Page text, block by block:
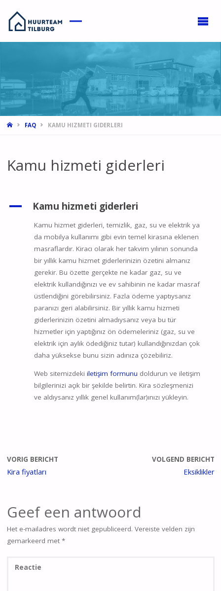
HOMEFAQ KAMU HIZMETI GIDERLERI
Kamu hizmeti giderleri
A Kamu hizmeti giderleri
Kamu hizmet giderleri, temizlik, gaz, su ve elektrik ya
da mobilya kullanımı gibi evin temel kirasına eklenen
masraflardır. Kiracı olarak her takvim yılının sonunda
bir yıllık kamu hizmet giderlerinizin özetini almanız
gerekir. Bu özette gerçekte ne kadar gaz, su ve
elektrik kullandığınızı ve ev sahibinin ne kadar masraf
üstlendiğini görebilirsiniz. Fazla ödeme yaptıysanız
paranızı geri alabilirsiniz. Bir yıllık kamu hizmeti
giderlerinizin özetini almadıysanız veya bu tür
hizmetler için yaptığınız ön ödemeleriniz (gaz, su ve
elektrik için aylık ödediğiniz tutar) kullandığınızdan çok
daha yüksekse bunu sizin adınıza çözebiliriz.
Web sitemizdeki iletişim formunu doldurun ve iletişim
bilgilerinizi açık bir şekilde belirtin. Kira sözleşmenizi
ve aldıysanız yıllık genel kullanım(lar)ınızı yükleyin.
VORIG BERICHT
Kira fiyatları
VOLGEND BERICHT
Eksiklikler
Geef een antwoord
Het e-mailadres wordt niet gepubliceerd. Vereiste velden zijn
gemarkeerd met *